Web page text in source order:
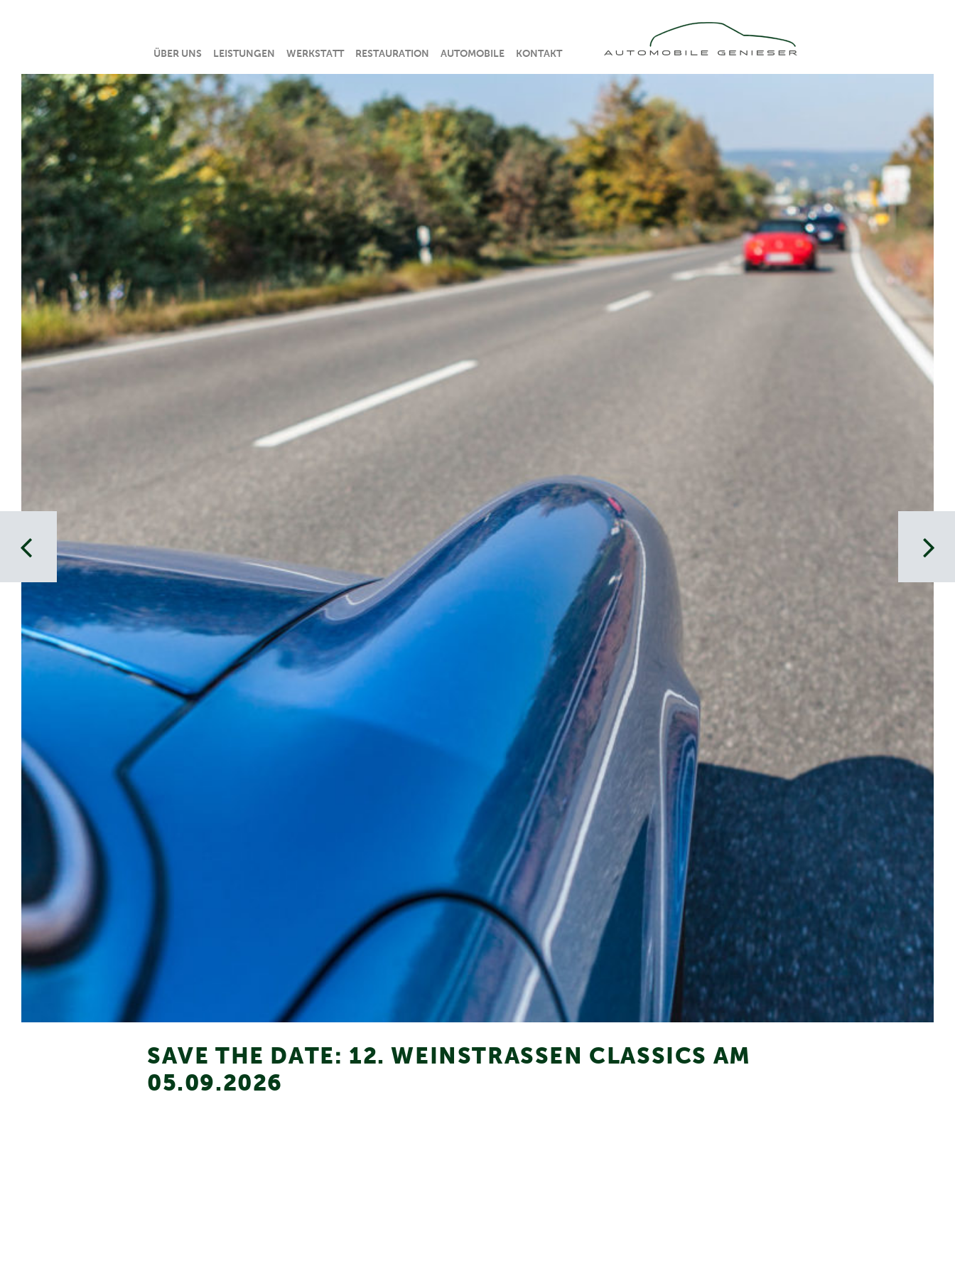
ÜBER UNS LEISTUNGEN WERKSTATT RESTAURATION AUTOMOBILE KONTAKT
SAVE THE DATE: 12. WEINSTRASSEN CLASSICS AM
05.09.2026
Beitrags- Navigation
Wir machen Betriebsferien:
23.12.2026 – 02.01.2027
Ihr habt Benzin im Blut? Wir
suchen Euch!